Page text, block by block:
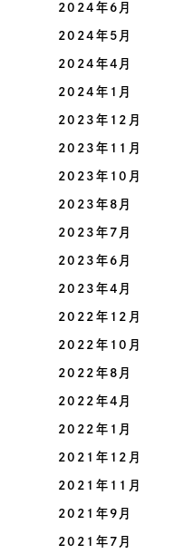
2024年6月
2024年5月
2024年4月
2024年1月
2023年12月
2023年11月
2023年10月
2023年8月
2023年7月
2023年6月
2023年4月
2022年12月
2022年10月
2022年8月
2022年4月
2022年1月
2021年12月
2021年11月
2021年9月
2021年7月